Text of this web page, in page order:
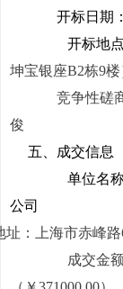
开标日期：
开标地点
坤宝银座B2栋9楼
竞争性磋
俊
五 、成交信息
单位名
公司
址：上海市赤峰路
成交金